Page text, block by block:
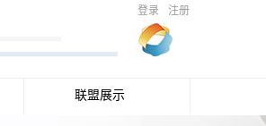
登录 注册
联盟展示